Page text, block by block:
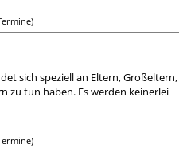
sich speziell an Eltern, Großeltern,
zu tun haben. Es werden keinerlei